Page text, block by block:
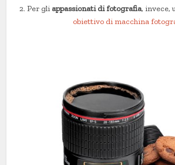
2. Per gli appassionati di fotografia, invece,
obiettivo di macchina